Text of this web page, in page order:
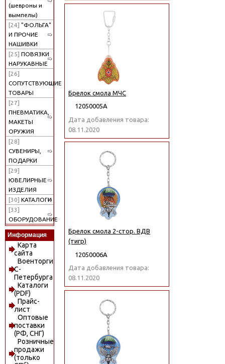
(шевроны и
вымпелы)
[24] "ФОЛЬГА"
И ПРОЧИЕ
НАШИВКИ
[25] ПОВЯЗКИ
НАРУКАВНЫЕ
[26]
СОПУТСТВУЮЩИЕ
ТОВАРЫ
[27]
ПНЕВМАТИКА,
МАКЕТЫ
ОРУЖИЯ
[28]
СУВЕНИРЫ,
ПОДАРКИ
[29]
ЮВЕЛИРНЫЕ
ИЗДЕЛИЯ
[30] КАТАЛОГИ
[33]
ОБОРУДОВАНИЕ
Информация
Карта
сайта
Военторги
С-
Петербурга
Каталоги
(PDF)
Прайс-
лист
Оптовые
поставки
(РФ, СНГ)
Розничные
продажи
(только
Брелок смола МЧС
12050005А
Дата добавления товара:
08.11.2020
Брелок смола 2-стор. ВДВ
(тигр)
12050006А
Дата добавления товара:
08.11.2020